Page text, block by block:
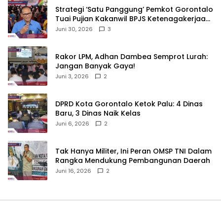
Strategi ‘Satu Panggung’ Pemkot Gorontalo
Tuai Pujian Kakanwil BPJS Ketenagakerjaan
Sulama‎‎
Juni 30, 2026 3
‎Rakor LPM, Adhan Dambea Semprot Lurah:
Jangan Banyak Gaya!‎
Juni 3, 2026 2
‎DPRD Kota Gorontalo Ketok Palu: 4 Dinas
Baru, 3 Dinas Naik Kelas
Juni 6, 2026 2
‎Tak Hanya Militer, Ini Peran OMSP TNI Dalam
Rangka Mendukung Pembangunan Daerah
Juni 16, 2026 2